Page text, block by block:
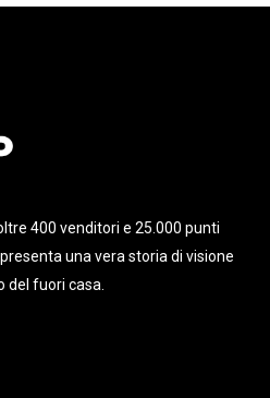
400 venditori e 25.000 punti
una vera storia di visione
del fuori casa.